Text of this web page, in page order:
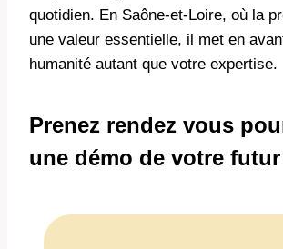
quotidien. En Saône-et-Loire, où la
une valeur essentielle, il met en
humanité autant que votre expertise.
Prenez rendez vous
une démo de votre